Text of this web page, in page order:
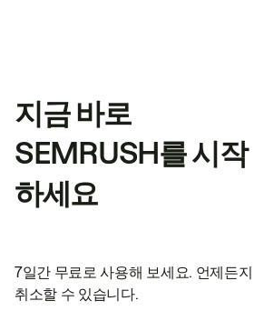
지금 바로
SEMRUSH를 시작
하세요
7일간 무료로 사용해 보세요. 언제든지
취소할 수 있습니다.